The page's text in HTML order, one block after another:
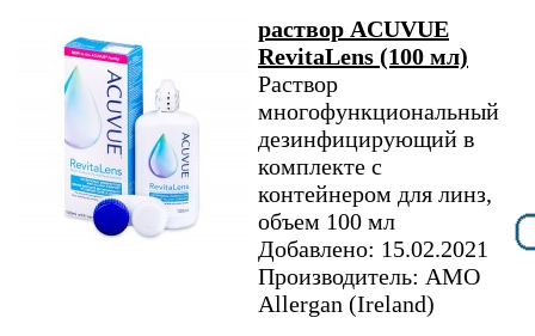
раствор ACUVUE
RevitaLens (100 мл)
Раствор
многофункциональный
дезинфицирующий в
комплекте с
контейнером для линз,
объем 100 мл
Добавлено: 15.02.2021
Производитель: AMO
Allergan (Ireland)